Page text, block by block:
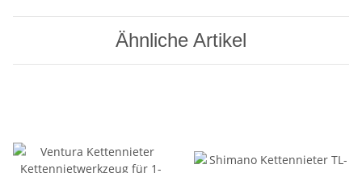
Ähnliche Artikel